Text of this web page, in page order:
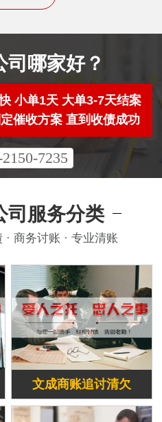
司哪家好？
小单1天 大单3-7天结案
催收方案 直到收债成功
7235
司服务分类
· 商务讨账 · 专业清账
文成商账追讨清欠